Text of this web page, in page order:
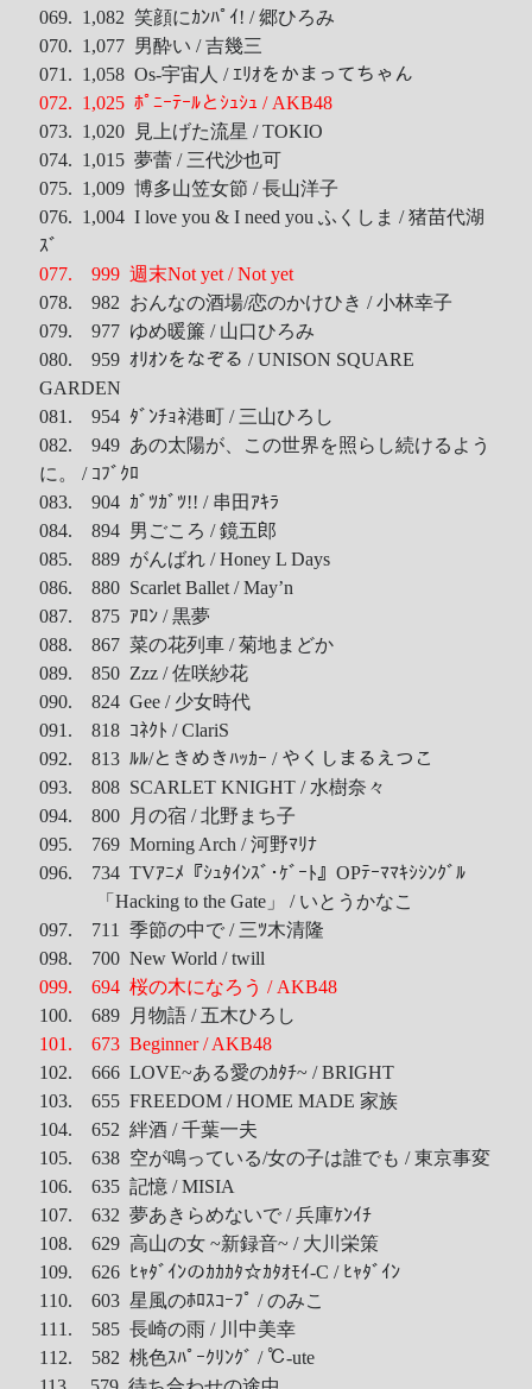
069. 1,082 笑顔にｶﾝﾊﾟｲ! / 郷ひろみ
070. 1,077 男酔い / 吉幾三
071. 1,058 Os-宇宙人 / ｴﾘｵをかまってちゃん
072. 1,025 ﾎﾟﾆｰﾃｰﾙとｼｭｼｭ / AKB48
073. 1,020 見上げた流星 / TOKIO
074. 1,015 夢蕾 / 三代沙也可
075. 1,009 博多山笠女節 / 長山洋子
076. 1,004 I love you & I need you ふくしま / 猪苗代湖
ｽﾞ
077. 999 週末Not yet / Not yet
078. 982 おんなの酒場/恋のかけひき / 小林幸子
079. 977 ゆめ暖簾 / 山口ひろみ
080. 959 ｵﾘｵﾝをなぞる / UNISON SQUARE
GARDEN
081. 954 ﾀﾞﾝﾁｮﾈ港町 / 三山ひろし
082. 949 あの太陽が、この世界を照らし続けるよう
に。 / ｺﾌﾞｸﾛ
083. 904 ｶﾞﾂｶﾞﾂ!! / 串田ｱｷﾗ
084. 894 男ごころ / 鏡五郎
085. 889 がんばれ / Honey L Days
086. 880 Scarlet Ballet / May’n
087. 875 ｱﾛﾝ / 黒夢
088. 867 菜の花列車 / 菊地まどか
089. 850 Zzz / 佐咲紗花
090. 824 Gee / 少女時代
091. 818 ｺﾈｸﾄ / ClariS
092. 813 ﾙﾙ/ときめきﾊｯｶｰ / やくしまるえつこ
093. 808 SCARLET KNIGHT / 水樹奈々
094. 800 月の宿 / 北野まち子
095. 769 Morning Arch / 河野ﾏﾘﾅ
096. 734 TVｱﾆﾒ『ｼｭﾀｲﾝｽﾞ･ｹﾞｰﾄ』OPﾃｰﾏﾏｷｼｼﾝｸﾞﾙ
「Hacking to the Gate」 / いとうかなこ
097. 711 季節の中で / 三ﾂ木清隆
098. 700 New World / twill
099. 694 桜の木になろう / AKB48
100. 689 月物語 / 五木ひろし
101. 673 Beginner / AKB48
102. 666 LOVE~ある愛のｶﾀﾁ~ / BRIGHT
103. 655 FREEDOM / HOME MADE 家族
104. 652 絆酒 / 千葉一夫
105. 638 空が鳴っている/女の子は誰でも / 東京事変
106. 635 記憶 / MISIA
107. 632 夢あきらめないで / 兵庫ｹﾝｲﾁ
108. 629 高山の女 ~新録音~ / 大川栄策
109. 626 ﾋｬﾀﾞｲﾝのｶｶｶﾀ☆ｶﾀｵﾓｲ-C / ﾋｬﾀﾞｲﾝ
110. 603 星風のﾎﾛｽｺｰﾌﾟ / のみこ
111. 585 長崎の雨 / 川中美幸
112. 582 桃色ｽﾊﾟｰｸﾘﾝｸﾞ / ℃-ute